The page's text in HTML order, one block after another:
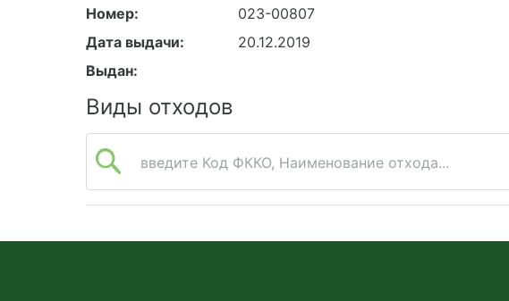
Номер:
023-00807
Дата выдачи:
20.12.2019
Выдан:
Виды отходов
введите Код ФККО, Наименование отхода...